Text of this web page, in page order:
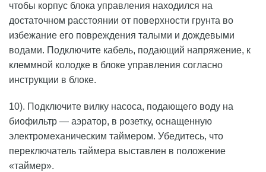
чтобы корпус блока управления находился на
достаточном расстоянии от поверхности грунта во
избежание его повреждения талыми и дождевыми
водами. Подключите кабель, подающий напряжение, к
клеммной колодке в блоке управления согласно
инструкции в блоке.
10). Подключите вилку насоса, подающего воду на
биофильтр — аэратор, в розетку, оснащенную
электромеханическим таймером. Убедитесь, что
переключатель таймера выставлен в положение
«таймер».